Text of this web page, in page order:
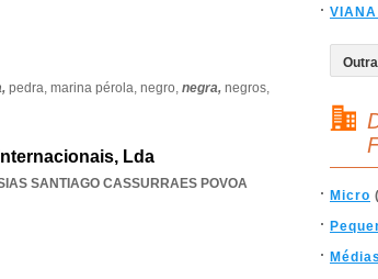
pedra, marina pérola, negro, negra, negros,
Lda
SANTIAGO CASSURRAES POVOA
Micro
Médias